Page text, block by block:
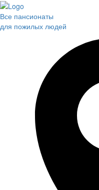
Все пансионаты
для пожилых людей